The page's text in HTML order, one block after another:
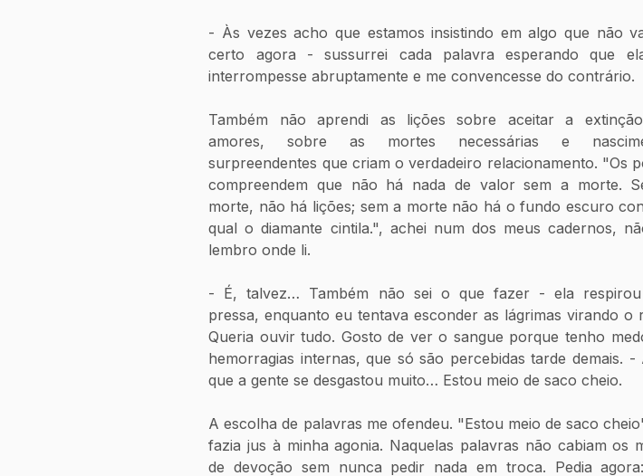
- Às vezes acho que estamos insistindo em algo que não
certo agora - sussurrei cada palavra esperando que
interrompesse abruptamente e me convencesse do contrário.
Também não aprendi as lições sobre aceitar a
amores, sobre as mortes necessárias e
surpreendentes que criam o verdadeiro relacionamento. "Os
compreendem que não há nada de valor sem a morte.
morte, não há lições; sem a morte não há o fundo escuro
qual o diamante cintila.", achei num dos meus cadernos,
lembro onde li.
- É, talvez… Também não sei o que fazer - ela respirou
pressa, enquanto eu tentava esconder as lágrimas virando o
Queria ouvir tudo. Gosto de ver o sangue porque tenho
hemorragias internas, que só são percebidas tarde demais. -
que a gente se desgastou muito… Estou meio de saco cheio.
A escolha de palavras me ofendeu. "Estou meio de saco
fazia jus à minha agonia. Naquelas palavras não cabiam os
de devoção sem nunca pedir nada em troca. Pedia